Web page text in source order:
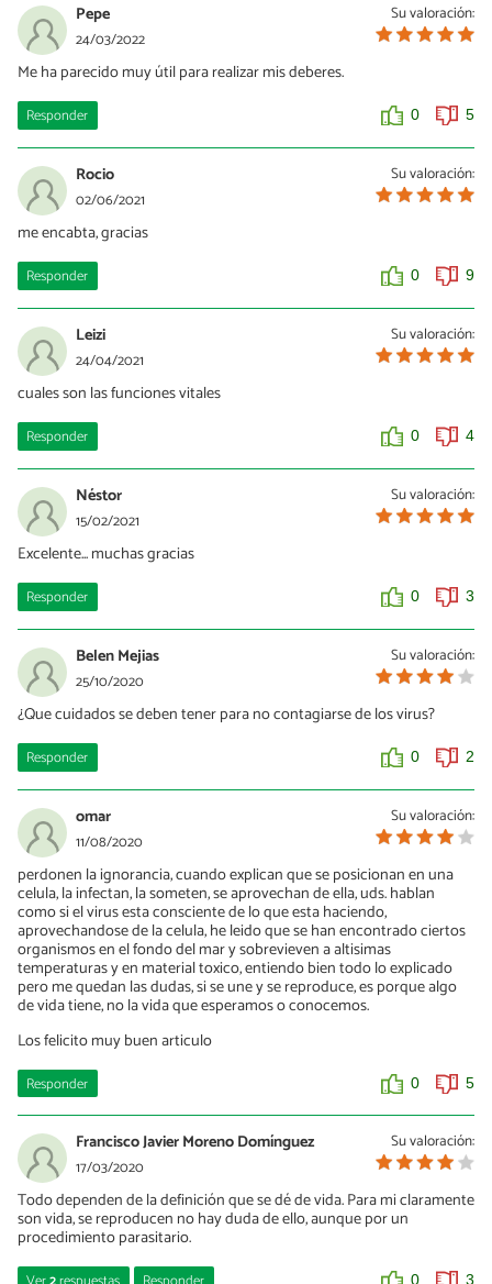
Su valoración:
Pepe
24/03/2022
Me ha parecido muy útil para realizar mis deberes.
Responder 0 5
Su valoración:
Rocio
02/06/2021
me encabta, gracias
Responder 0 9
Su valoración:
Leizi
24/04/2021
cuales son las funciones vitales
Responder 0 4
Su valoración:
Néstor
15/02/2021
Excelente... muchas gracias
Responder 0 3
Su valoración:
Belen Mejias
25/10/2020
¿Que cuidados se deben tener para no contagiarse de los virus?
Responder 0 2
Su valoración:
omar
11/08/2020
perdonen la ignorancia, cuando explican que se posicionan en una
celula, la infectan, la someten, se aprovechan de ella, uds. hablan
como si el virus esta consciente de lo que esta haciendo,
aprovechandose de la celula, he leido que se han encontrado ciertos
organismos en el fondo del mar y sobrevieven a altisimas
temperaturas y en material toxico, entiendo bien todo lo explicado
pero me quedan las dudas, si se une y se reproduce, es porque algo
de vida tiene, no la vida que esperamos o conocemos.
Los felicito muy buen articulo
Responder 0 5
Su valoración:
Francisco Javier Moreno Domínguez
17/03/2020
Todo dependen de la definición que se dé de vida. Para mi claramente
son vida, se reproducen no hay duda de ello, aunque por un
procedimiento parasitario.
0 3